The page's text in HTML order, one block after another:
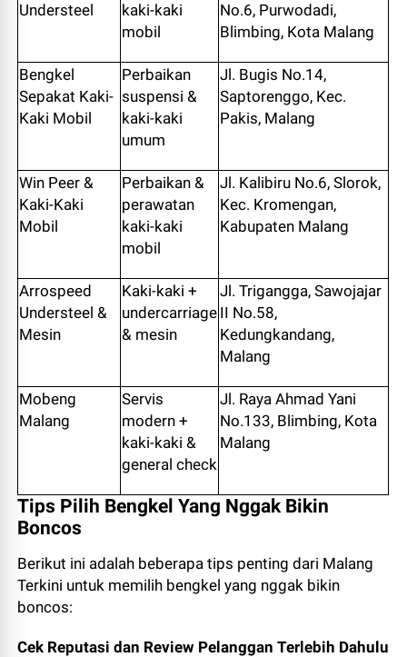
Understeel
kaki-kaki
mobil
No.6, Purwodadi,
Blimbing, Kota Malang
Bengkel
Sepakat Kaki-
Kaki Mobil
Perbaikan
suspensi &
kaki-kaki
umum
Jl. Bugis No.14,
Saptorenggo, Kec.
Pakis, Malang
Win Peer &
Kaki-Kaki
Mobil
Perbaikan &
perawatan
kaki-kaki
mobil
Jl. Kalibiru No.6, Slorok,
Kec. Kromengan,
Kabupaten Malang
Arrospeed
Understeel &
Mesin
Kaki-kaki +
undercarriage
& mesin
Jl. Trigangga, Sawojajar
II No.58,
Kedungkandang,
Malang
Mobeng
Malang
Servis
modern +
kaki-kaki &
general check
Jl. Raya Ahmad Yani
No.133, Blimbing, Kota
Malang
Tips Pilih Bengkel Yang Nggak Bikin
Boncos
Berikut ini adalah beberapa tips penting dari Malang
Terkini untuk memilih bengkel yang nggak bikin
boncos:
Cek Reputasi dan Review Pelanggan Terlebih Dahulu